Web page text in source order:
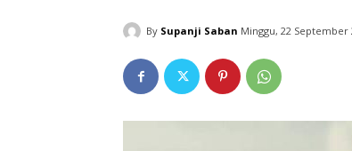
By Supanji Saban Minggu, 22 September